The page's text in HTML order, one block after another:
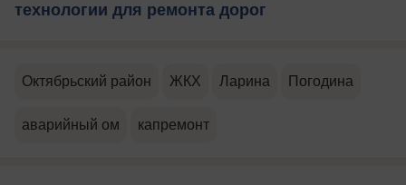
технологии для ремонта дорог
Октябрьский район ЖКХ Ларина Погодина
аварийный ом капремонт